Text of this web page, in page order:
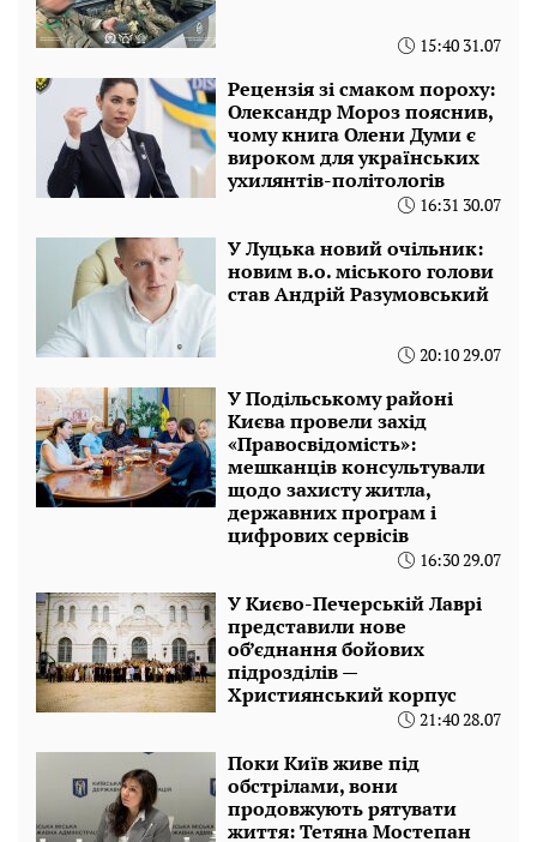
15:40 31.07
Рецензія зі смаком пороху:
Олександр Мороз пояснив,
чому книга Олени Думи є
вироком для українських
ухилянтів-політологів
16:31 30.07
У Луцька новий очільник:
новим в.о. міського голови
став Андрій Разумовський
20:10 29.07
У Подільському районі
Києва провели захід
«Правосвідомість»:
мешканців консультували
щодо захисту житла,
державних програм і
цифрових сервісів
16:30 29.07
У Києво-Печерській Лаврі
представили нове
об’єднання бойових
підрозділів —
Християнський корпус
21:40 28.07
Поки Київ живе під
обстрілами, вони
продовжують рятувати
життя: Тетяна Мостепан